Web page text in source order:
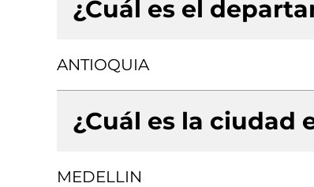
¿Cuál es el
ANTIOQUIA
¿Cuál es la ciudad
MEDELLIN